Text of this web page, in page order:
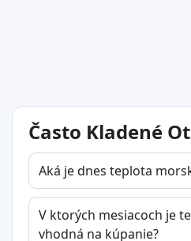
Často Kladené
Aká je dnes teplota
V ktorých mesiacoch je
vhodná na kúpanie?